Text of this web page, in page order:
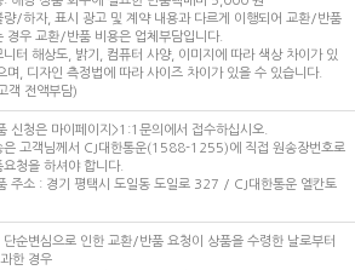
량/하자, 표시 광고 및 계약 내용과 다르게 이행되어 교환/반품
경우 교환/반품 비용은 업체부담입니다.
니터 해상도, 밝기, 컴퓨터 사양, 이미지에 따라 색상 차이가 있
며, 디자인 측정법에 따라 사이즈 차이가 있을 수 있습니다.
객 전액부담)
신청은 마이페이지>1:1문의에서 접수하십시오.
은 고객님께서 CJ대한통운(1588-1255)에 직접 원송장번호로
요청을 하셔야 합니다.
주소 : 경기 평택시 도일동 도일로 327 / CJ대한통운 엘칸토
단순변심으로 인한 교환/반품 요청이 상품을 수령한 날로부터
한 경우